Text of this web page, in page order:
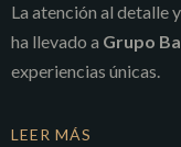
La atención al detalle
ha llevado a Grupo
experiencias únicas.
LEER MÁS